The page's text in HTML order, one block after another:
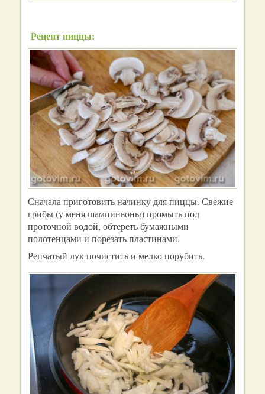
Рецепт пиццы:
Сначала приготовить начинку для пиццы. Свежие
грибы (у меня шампиньоны) промыть под
проточной водой, обтереть бумажными
полотенцами и порезать пластинами.
Репчатый лук почистить и мелко порубить.